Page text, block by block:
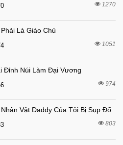
7 tháng trước
7 tháng trước
1270
Là Giáo Chủ
1051
Đỉnh Núi Làm Đại Vương
974
Vật Daddy Của Tôi Bị Sụp Đổ
803